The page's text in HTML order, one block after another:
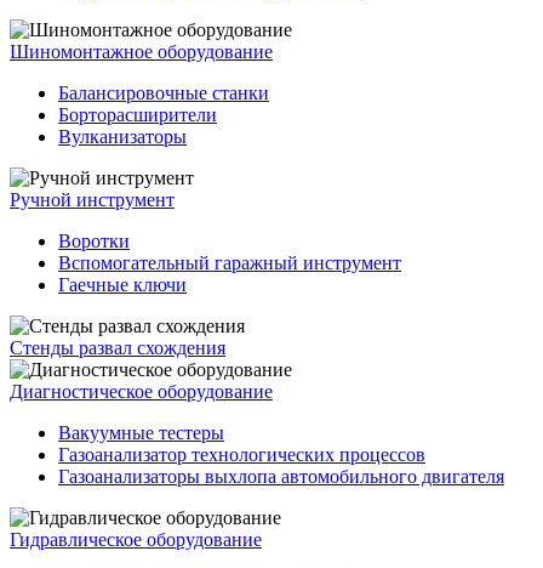
Шиномонтажное оборудование
Балансировочные станки
Борторасширители
Вулканизаторы
Ручной инструмент
Воротки
Вспомогательный гаражный инструмент
Гаечные ключи
Стенды развал схождения
Диагностическое оборудование
Вакуумные тестеры
Газоанализатор технологических процессов
Газоанализаторы выхлопа автомобильного двигателя
Гидравлическое оборудование